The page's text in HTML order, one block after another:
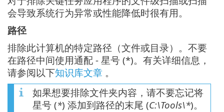
会导致系统行为异常或性能降低时很有用。
路径
排除此计算机的特定路径（文件或目录）。不要
在路径中间使用通配 - 星号 (*)。有关详细信息，
请参阅以下知识库文章 。
如果想要排除文件夹内容，请不要忘记将
星号 (*) 添加到路径的末尾 (C:\Tools\*)。